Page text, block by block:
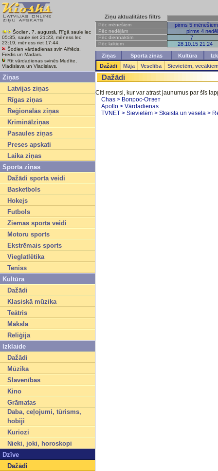
Šodien, 7. augustā, Rīgā saule lec
05:35, saule riet 21:23, mēness lec
23:19, mēness riet 17:44.
Šodien vārdadienas svin Alfrēds,
Fredis un Madars.
Rīt vārdadienas svinēs Mudīte,
Vladislava un Vladislavs.
Ziņu aktualitātes filtrs
Pēc mēnešiem pirms 5 mēnešiem
Pēc nedēļām pirms 4
Pēc diennaktīm 7
Pēc laikiem 28.10.15 21:24
Ziņas Sporta ziņas Kultūra
Dažādi
Māja Veselība Sievietēm,
Ziņas
Latvijas ziņas
Rīgas ziņas
Reģionālās ziņas
Kriminālziņas
Pasaules ziņas
Preses apskati
Laika ziņas
Sporta ziņas
Dažādi sporta veidi
Basketbols
Hokejs
Futbols
Ziemas sporta veidi
Motoru sports
Ekstrēmais sports
Vieglatlētika
Teniss
Kultūra
Dažādi
Klasiskā mūzika
Teātris
Māksla
Reliģija
Izklaide
Dažādi
Mūzika
Slavenības
Kino
Grāmatas
Daba, ceļojumi, tūrisms,
hobiji
Kuriozi
Nieki, joki, horoskopi
Dzīve
Dažādi
Dažādi
Citi resursi, kur var atrast jaunumus par šīs
Chas > Вопрос-Ответ
Apollo > Vārdadienas
TVNET > Sievietēm > Skaista un vesela >